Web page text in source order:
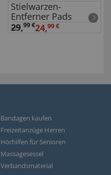
Stielwarzen-
Entferner Pads
29,99 €24,99 €
Bandagen kaufen
Freizeitanzüge Herren
Hörhilfen für Senioren
Massagesessel
Verbandsmaterial